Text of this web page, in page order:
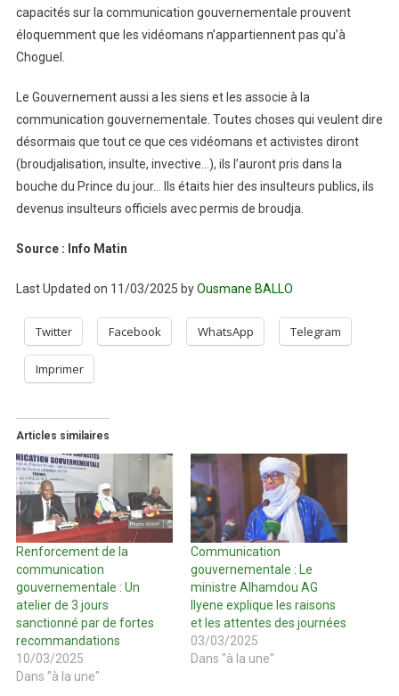
capacités sur la communication gouvernementale prouvent
éloquemment que les vidéomans n’appartiennent pas qu’à
Choguel.
Le Gouvernement aussi a les siens et les associe à la
communication gouvernementale. Toutes choses qui veulent dire
désormais que tout ce que ces vidéomans et activistes diront
(broudjalisation, insulte, invective…), ils l’auront pris dans la
bouche du Prince du jour… Ils étaits hier des insulteurs publics, ils
devenus insulteurs officiels avec permis de broudja.
Source : Info Matin
Last Updated on 11/03/2025 byOusmane BALLO
Twitter Facebook WhatsApp Telegram
Imprimer
Articles similaires
Renforcement de la
communication
gouvernementale : Un
atelier de 3 jours
sanctionné par de fortes
recommandations
10/03/2025
Dans "à la une"
Communication
gouvernementale : Le
ministre Alhamdou AG
Ilyene explique les raisons
et les attentes des journées
03/03/2025
Dans "à la une"